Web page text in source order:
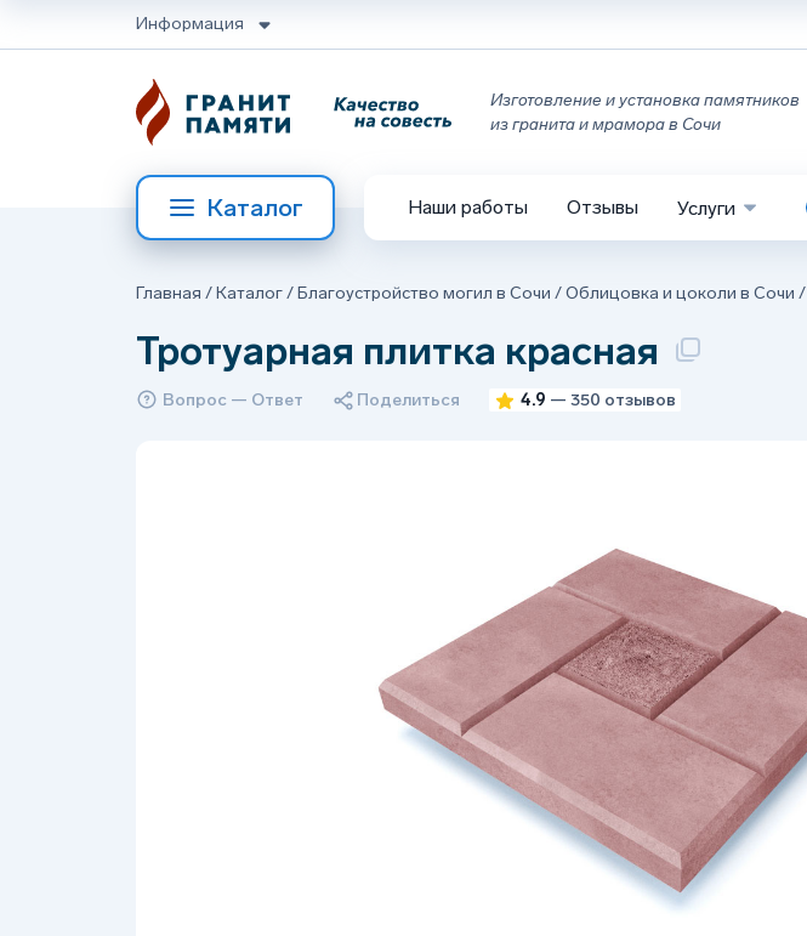
Информация
Изготовление и установка памятников
из гранита и мрамора в Сочи
Каталог Наши работы Отзывы Услуги
Главная /Каталог/Благоустройство могил в Сочи /Облицовка и цоколи в Сочи /
Тротуарная плитка красная
Вопрос — Ответ Поделиться 4.9 — 350 отзывов